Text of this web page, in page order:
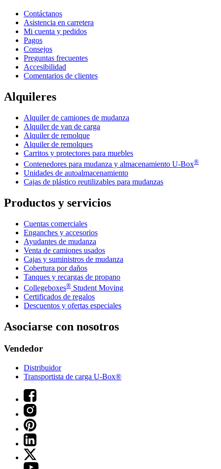
Contáctanos
Asistencia en carretera
Mi cuenta y pedidos
Pagos
Consejos
Preguntas frecuentes
Accesibilidad
Comentarios de clientes
Alquileres
Alquiler de camiones de mudanza
Alquiler de van de carga
Alquiler de remolque
Alquiler de remolques
Carritos y protectores para muebles
Contenedores para mudanza y almacenamiento U-Box®
Unidades de autoalmacenamiento
Cajas de plástico reutilizables para mudanzas
Productos y servicios
Cuentas comerciales
Enganches y accesorios
Ayudantes de mudanza
Venta de camiones usados
Cajas y suministros de mudanza
Cobertura por daños
Tanques y recargas de propano
Collegeboxes® Student Moving
Certificados de regalos
Descuentos y ofertas especiales
Asociarse con nosotros
Vendedor
Distribuidor
Transportista de carga U-Box®